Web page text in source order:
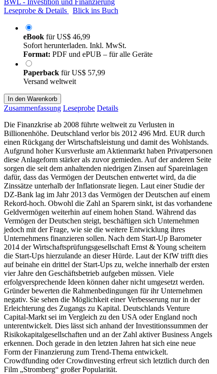
Leseprobe & Details
Blick ins Buch
eBook fürUS$ 46,99
Sofort herunterladen. Inkl. MwSt.
Format: PDF und ePUB – für alle Geräte
Paperback fürUS$ 57,99
Versand weltweit
In den Warenkorb
Zusammenfassung Leseprobe Details
Die Finanzkrise ab 2008 führte weltweit zu Verlusten in
Billionenhöhe. Deutschland verlor bis 2012 496 Mrd. EUR durch
einen Rückgang der Wirtschaftsleistung und damit des Wohlstands.
Aufgrund hoher Kursverluste am Aktienmarkt haben Privatpersonen
diese Anlageform stärker als zuvor gemieden. Auf der anderen Seite
sorgen die seit dem anhaltenden niedrigen Zinsen auf Spareinlagen
dafür, dass das Vermögen der Deutschen entwertet wird, da die
Zinssätze unterhalb der Inflationsrate liegen. Laut einer Studie der
DZ-Bank lag im Jahr 2013 das Vermögen der Deutschen auf einem
Rekord-hoch. Obwohl die Zahl an Sparern sinkt, ist das vorhandene
Geldvermögen weiterhin auf einem hohen Stand. Während das
Vermögen der Deutschen steigt, beschäftigen sich Unternehmen
jedoch mit der Frage, wie sie die weitere Entwicklung ihres
Unternehmens finanzieren sollen. Nach dem Start-Up Barometer
2014 der Wirtschaftsprüfungsgesellschaft Ernst & Young scheitern
die Start-Ups hierzulande an dieser Hürde. Laut der KfW trifft dies
auf beinahe ein drittel der Start-Ups zu, welche innerhalb der ersten
vier Jahre den Geschäftsbetrieb aufgeben müssen. Viele
erfolgversprechende Ideen können daher nicht umgesetzt werden.
Gründer bewerten die Rahmenbedingungen für ihr Unternehmen
negativ. Sie sehen die Möglichkeit einer Verbesserung nur in der
Erleichterung des Zugangs zu Kapital. Deutschlands Venture
Capital-Markt sei im Vergleich zu den USA oder England noch
unterentwickelt. Dies lässt sich anhand der Investitionssummen der
Risikokapitalgesellschaften und an der Zahl aktiver Business Angels
erkennen. Doch gerade in den letzten Jahren hat sich eine neue
Form der Finanzierung zum Trend-Thema entwickelt.
Crowdfunding oder Crowdinvesting erfreut sich letztlich durch den
Film „Stromberg“ großer Popularität.